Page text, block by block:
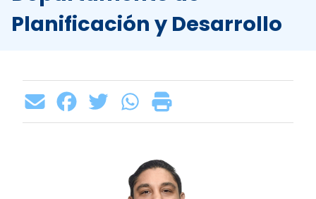
Planificación y Desarrollo